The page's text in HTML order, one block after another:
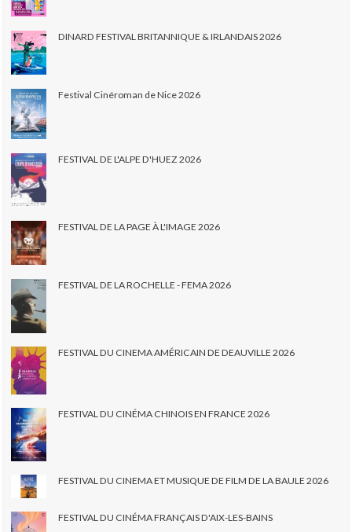
DINARD FESTIVAL BRITANNIQUE & IRLANDAIS 2026
Festival Cinéroman de Nice 2026
FESTIVAL DE L'ALPE D'HUEZ 2026
FESTIVAL DE LA PAGE À L'IMAGE 2026
FESTIVAL DE LA ROCHELLE - FEMA 2026
FESTIVAL DU CINEMA AMÉRICAIN DE DEAUVILLE 2026
FESTIVAL DU CINÉMA CHINOIS EN FRANCE 2026
FESTIVAL DU CINEMA ET MUSIQUE DE FILM DE LA BAULE 2026
FESTIVAL DU CINÉMA FRANÇAIS D'AIX-LES-BAINS